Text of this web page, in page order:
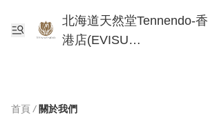
北海道天然堂Tennendo-香
港店(EVISU
首頁 / 關於我們